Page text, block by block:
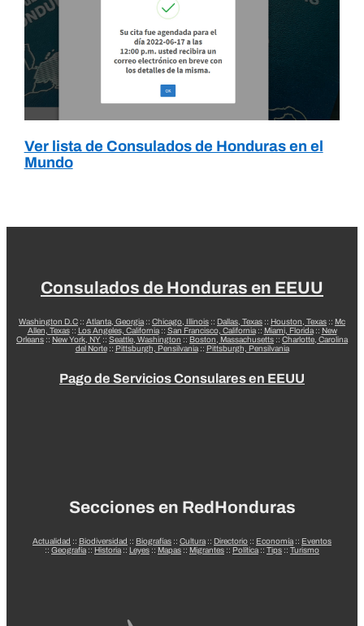
Ver lista de Consulados de Honduras en el
Mundo
Consulados de Honduras en EEUU
Washington D.C :: Atlanta, Georgia :: Chicago, Illinois :: Dallas, Texas :: Houston, Texas :: Mc
Allen, Texas:: Los Angeles, California:: San Francisco, California:: Miami, Florida:: New
Orleans :: New York, NY :: Seattle, Washington :: Boston, Massachusetts :: Charlotte, Carolina
del Norte:: Pittsburgh, Pensilvania:: Pittsburgh, Pensilvania
Pago de Servicios Consulares en EEUU
Secciones en RedHonduras
Actualidad :: Biodiversidad :: Biografías :: Cultura :: Directorio :: Economía :: Eventos
:: Geografía :: Historia :: Leyes :: Mapas :: Migrantes :: Política :: Tips :: Turismo